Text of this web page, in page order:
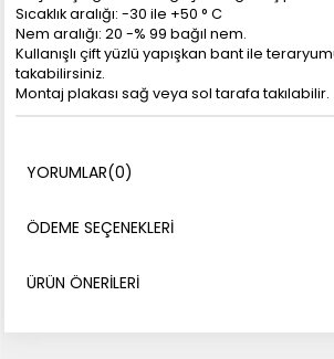
Sıcaklık aralığı: -30 ile +50 ° C
Nem aralığı: 20 -% 99 bağıl nem.
Kullanışlı çift yüzlü yapışkan bant ile
takabilirsiniz.
Montaj plakası sağ veya sol tarafa takılabilir.
YORUMLAR(0)
ÖDEME SEÇENEKLERI
ÜRÜN ÖNERILERI